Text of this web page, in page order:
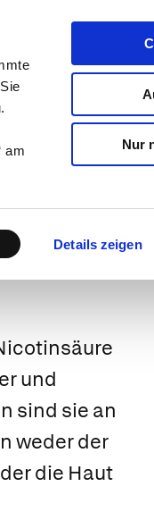
am
Details zeigen
Nur
Über uns
und
sind sie an
weder der
die Haut